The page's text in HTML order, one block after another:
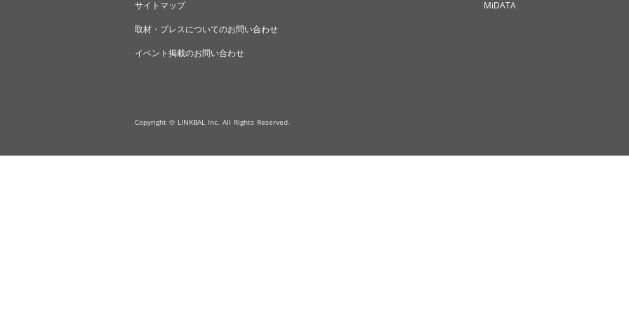
サイトマップ
取材・プレスについてのお問い合わせ
イベント掲載のお問い合わせ
MiDATA
Copyright © LINKBAL Inc. All Rights Reserved.